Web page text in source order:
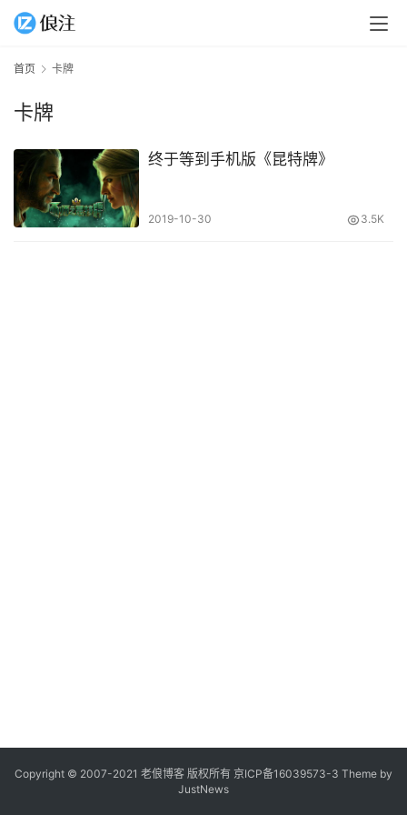
首页 卡牌
卡牌
终于等到手机版《昆特牌》
2019-10-30 3.5K
Copyright © 2007-2021 老俍博客 版权所有 京ICP备16039573-3 Theme by
JustNews